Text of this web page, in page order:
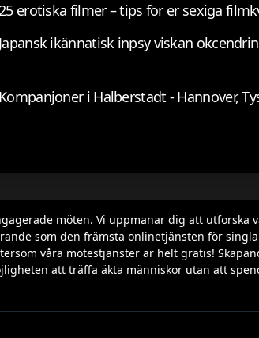
erotiska filmer – tips för er sexiga
Japansk ikännatisk inpsy viskan
Kompanjoner i Halberstadt - Hannover,
möten. Vi uppmanar dig att
som den främsta onlinetjänsten för
våra mötestjänster är helt gratis!
att träffa äkta människor utan att